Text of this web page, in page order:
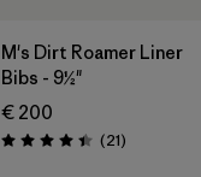
M's Dirt Roamer Liner
Bibs - 9½"
€ 200
Bewertung: 4.4 / 5
(21Rezensionen
)